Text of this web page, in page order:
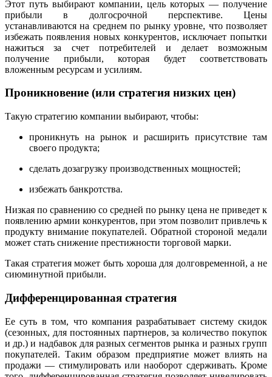
Этот путь выбирают компании, цель которых — получение
прибыли в долгосрочной перспективе. Цены
устанавливаются на среднем по рынку уровне, что позволяет
избежать появления новых конкурентов, исключает попытки
нажиться за счет потребителей и делает возможным
получение прибыли, которая будет соответствовать
вложенным ресурсам и усилиям.
Проникновение (или стратегия низких цен)
Такую стратегию компании выбирают, чтобы:
проникнуть на рынок и расширить присутствие там
своего продукта;
сделать дозагрузку производственных мощностей;
избежать банкротства.
Низкая по сравнению со средней по рынку цена не приведет к
появлению армии конкурентов, при этом позволит привлечь к
продукту внимание покупателей. Обратной стороной медали
может стать снижение престижности торговой марки.
Такая стратегия может быть хороша для долговременной, а не
сиюминутной прибыли.
Дифференцированная стратегия
Ее суть в том, что компания разрабатывает систему скидок
(сезонных, для постоянных партнеров, за количество покупок
и др.) и надбавок для разных сегментов рынка и разных групп
покупателей. Таким образом предприятие может влиять на
продажи — стимулировать или наоборот сдерживать. Кроме